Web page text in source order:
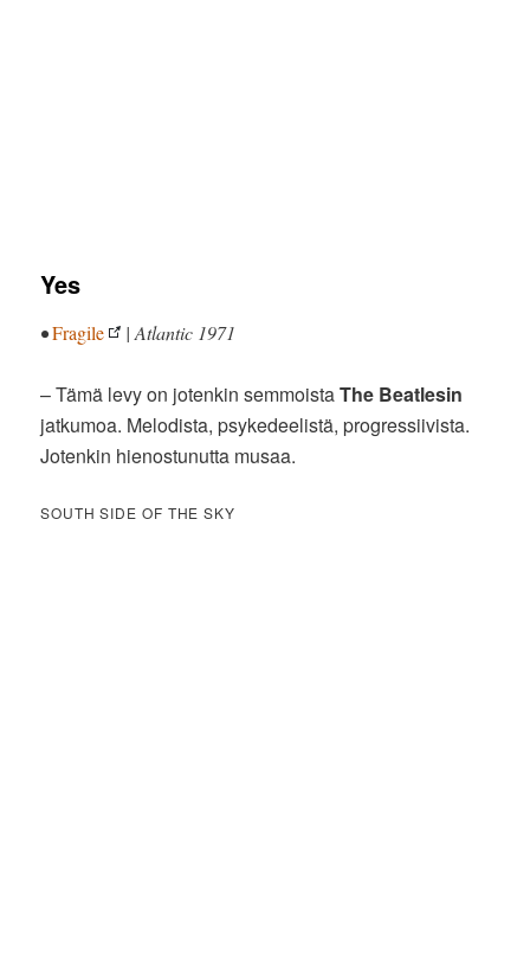
Yes
•Fragile | Atlantic 1971
– Tämä levy on jotenkin semmoistaThe Beatlesin
jatkumoa. Melodista, psykedeelistä, progressiivista.
Jotenkin hienostunutta musaa.
SOUTH SIDE OF THE SKY